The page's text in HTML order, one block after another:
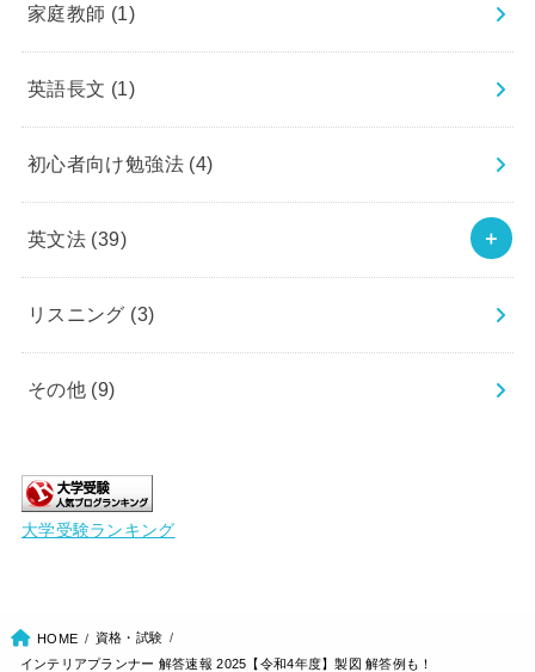
家庭教師 (1)
英語長文 (1)
初心者向け勉強法 (4)
英文法 (39)
リスニング (3)
その他 (9)
大学受験ランキング
HOME
資格・試験
インテリアプランナー 解答速報 2025【令和4年度】製図 解答例も！